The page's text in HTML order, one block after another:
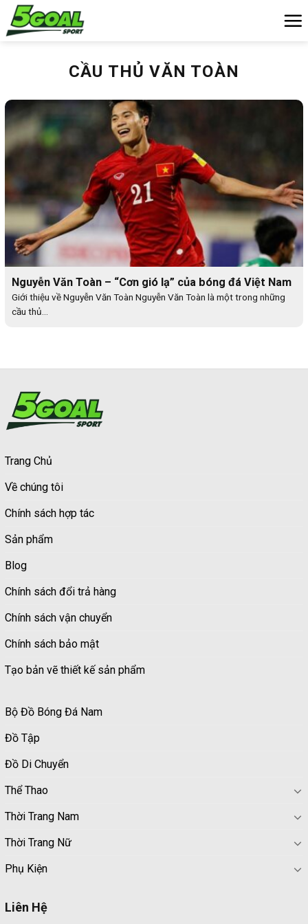
Chuyển
đến
CẦU THỦ VĂN TOÀN
Nguyễn Văn Toàn – “Cơn gió lạ” của bóng đá Việt Nam
Giới thiệu về Nguyễn Văn Toàn Nguyễn Văn Toàn là một trong những
cầu thủ...
Trang Chủ
Về chúng tôi
Chính sách hợp tác
Sản phẩm
Blog
Chính sách đổi trả hàng
Chính sách vận chuyển
Chính sách bảo mật
Tạo bản vẽ thiết kế sản phẩm
Bộ Đồ Bóng Đá Nam
Đồ Tập
Đồ Di Chuyển
Thể Thao
Thời Trang Nam
Thời Trang Nữ
Phụ Kiện
Liên Hệ